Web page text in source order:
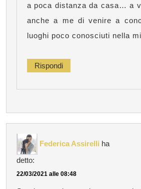
a poca distanza da casa… a
anche a me di venire a
luoghi poco conosciuti nella
Rispondi
Federica Assirelli ha
detto:
22/03/2021 alle 08:48